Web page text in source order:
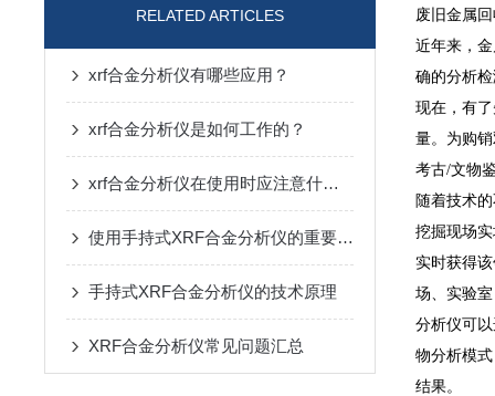
RELATED ARTICLES
xrf合金分析仪有哪些应用？
xrf合金分析仪是如何工作的？
xrf合金分析仪在使用时应注意什么？
使用手持式XRF合金分析仪的重要性！
手持式XRF合金分析仪的技术原理
XRF合金分析仪常见问题汇总
废旧金属回
近年来，
确的分析
现在，有
量。为购
考古/文物
随着技术
挖掘现场
实时获得
场、实验
分析仪可
物分析模
结果。